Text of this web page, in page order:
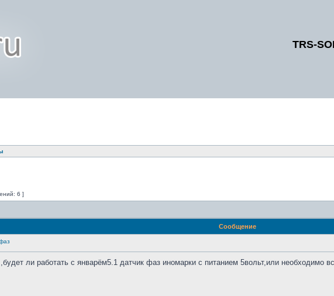
TRS-
6 ]
Сообщение
ли работать с январём5.1 датчик фаз иномарки с питанием 5вольт,или необходимо